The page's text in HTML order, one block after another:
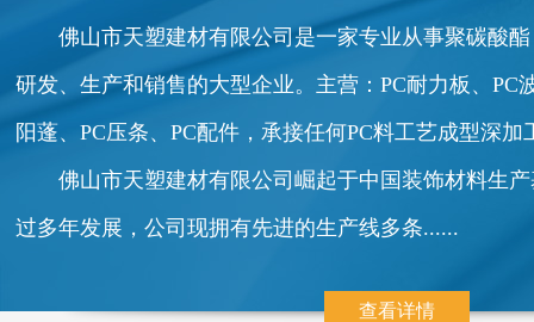
佛山市天塑建材有限公司是一家专业从事聚碳酸
研发、生产和销售的大型企业。主营：PC耐力板、PC
阳蓬、PC压条、PC配件，承接任何PC料工艺成型深加
佛山市天塑建材有限公司崛起于中国装饰材料生
过多年发展，公司现拥有先进的生产线多条......
查看详情